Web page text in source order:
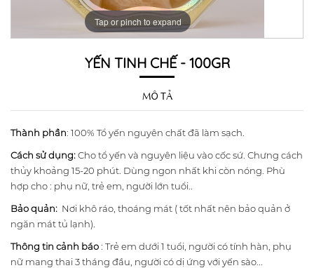
Tap or pinch to expand
YẾN TINH CHẾ - 100GR
MÔ TẢ
Thành phần: 100% Tổ yến nguyên chất đã làm sạch.
Cách sử dụng:Cho tổ yến và nguyên liệu vào cốc sứ. Chưng cách
thủy khoảng 15-20 phút. Dùng ngon nhất khi còn nóng. Phù
hợp cho : phụ nữ, trẻ em, người lớn tuổi..
Bảo quản: Nơi khô ráo, thoáng mát ( tốt nhất nên bảo quản ở
ngăn mát tủ lạnh).
Thông tin cảnh báo: Trẻ em dưới 1 tuổi, người có tính hàn, phụ
nữ mang thai 3 tháng đầu, người có dị ứng với yến sào...